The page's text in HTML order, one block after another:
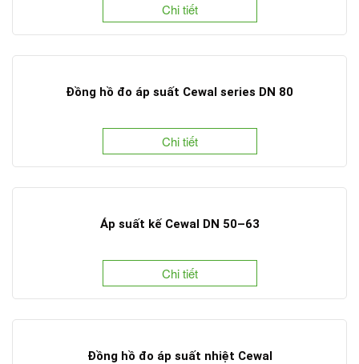
Chi tiết
Đồng hồ đo áp suất Cewal series DN 80
Chi tiết
Áp suất kế Cewal DN 50–63
Chi tiết
Đồng hồ đo áp suất nhiệt Cewal